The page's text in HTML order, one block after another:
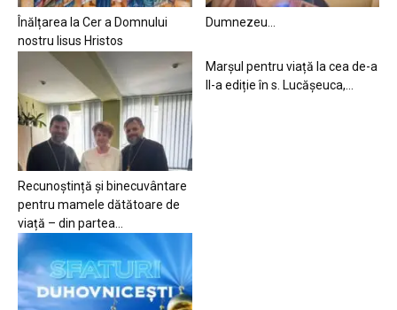
Înălțarea la Cer a Domnului
nostru Iisus Hristos
Dumnezeu…
Recunoștință și binecuvântare
pentru mamele dătătoare de
viață – din partea...
Marșul pentru viață la cea de-a
II-a ediție în s. Lucășeuca,...